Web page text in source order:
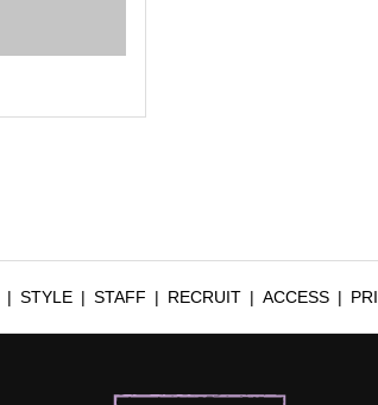
STYLE STAFF RECRUIT ACCESS